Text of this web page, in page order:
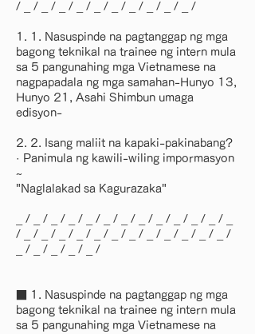
/ _ / _ / _ / _ / _ / _ / _ / _ / _ / _ /
1. 1. Nasuspinde na pagtanggap ng mga
bagong teknikal na trainee ng intern mula
sa 5 pangunahing mga Vietnamese na
nagpapadala ng mga samahan-Hunyo 13,
Hunyo 21, Asahi Shimbun umaga
edisyon-
2. 2. Isang maliit na kapaki-pakinabang?
· Panimula ng kawili-wiling impormasyon
~
"Naglalakad sa Kagurazaka"
_ / _ / _ / _ / _ / _ / _ / _ / _ / _ / _ / _ / _
/ _ / _ / _ / _ / _ / _ / _ / _ / _ / _ / _ / _ /
_ / _ / _ / _ / _ /
■ 1. Nasuspinde na pagtanggap ng mga
bagong teknikal na trainee ng intern mula
sa 5 pangunahing mga Vietnamese na